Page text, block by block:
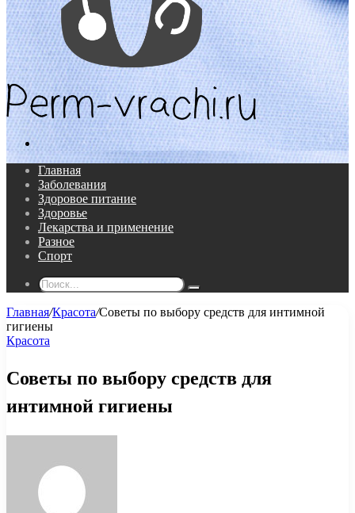
Поиск...
Главная
Заболевания
Здоровое питание
Здоровье
Лекарства и применение
Разное
Спорт
Поиск...
Главная/Красота/Советы по выбору средств для интимной
гигиены
Красота
Советы по выбору средств для
интимной гигиены